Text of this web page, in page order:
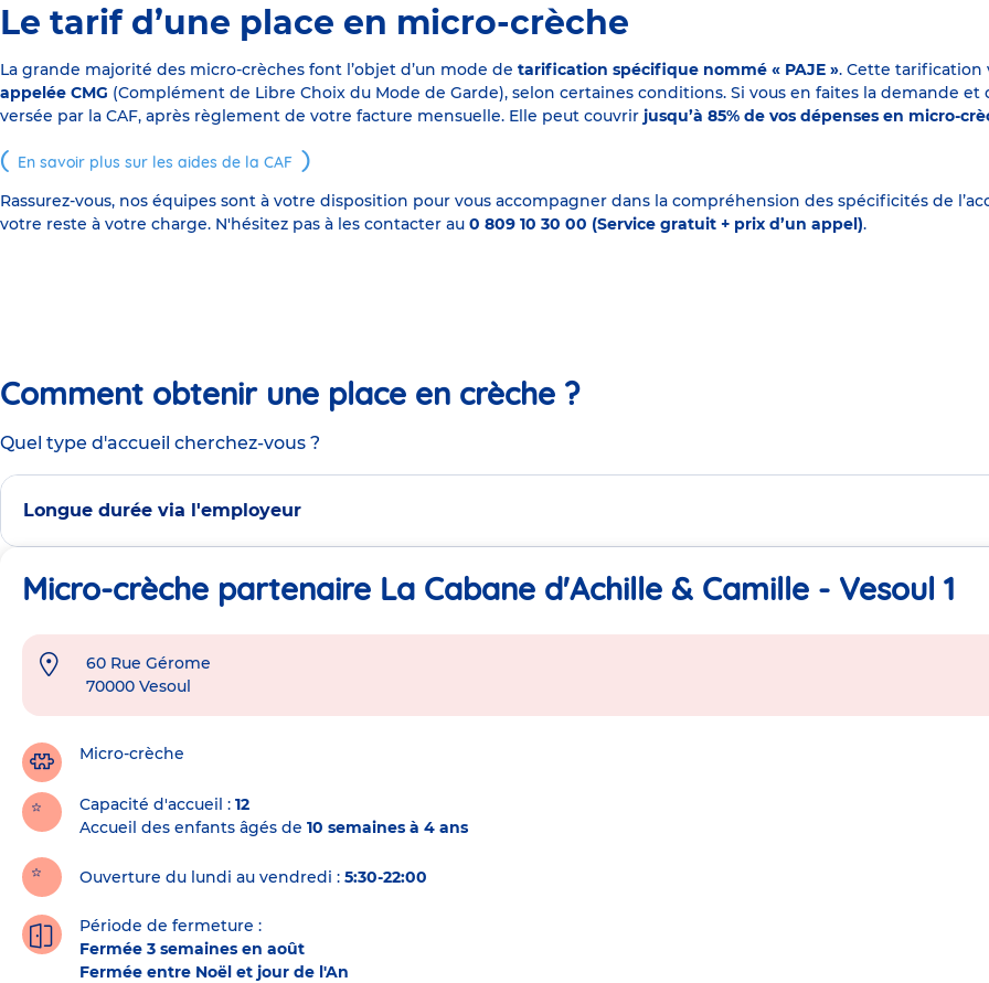
Le tarif d’une place en micro-crèche
La grande majorité des micro-crèches font l’objet d’un mode de tarification spécifique nommé « PAJE ». Cette tarification
appelée CMG (Complément de Libre Choix du Mode de Garde), selon certaines conditions. Si vous en faites la demande
versée par la CAF, après règlement de votre facture mensuelle. Elle peut couvrir jusqu’à 85% de vos dépenses en micro-
En savoir plus sur les aides de la CAF
Rassurez-vous, nos équipes sont à votre disposition pour vous accompagner dans la compréhension des spécificités de
votre reste à votre charge. N'hésitez pas à les contacter au 0 809 10 30 00 (Service gratuit + prix d’un appel).
Comment obtenir une place en crèche ?
Quel type d'accueil cherchez-vous ?
Longue durée via l'employeur
Micro-crèche partenaire La Cabane d'Achille & Camille - Vesoul 1
Adresse
crèche
60 Rue Gérome
70000 Vesoul
Micro-crèche
Capacité d'accueil
12
Accueil des enfants âgés de 10 semaines à 4 ans
Ouverture du lundi au vendredi : 5:30-22:00
Période de fermeture :
Fermée 3 semaines en août
Fermée entre Noël et jour de l'An